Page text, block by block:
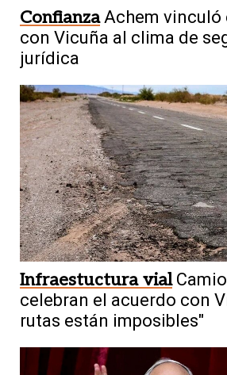
Confianza Achem vinculó
con Vicuña al clima de
jurídica
Infraestuctura vial
celebran el acuerdo con
rutas están imposibles"